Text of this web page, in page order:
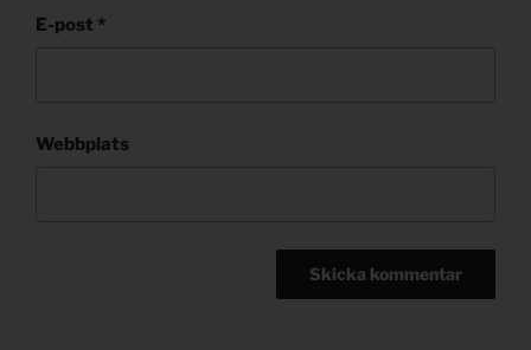
E-post *
Webbplats